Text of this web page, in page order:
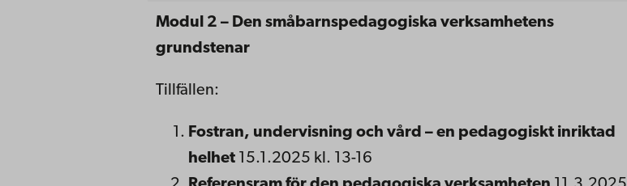
Modul 2 – Den småbarnspedagogiska verksamhetens
grundstenar
Tillfällen:
Fostran, undervisning och vård – en pedagogiskt inriktad
helhet 15.1.2025 kl. 13-16